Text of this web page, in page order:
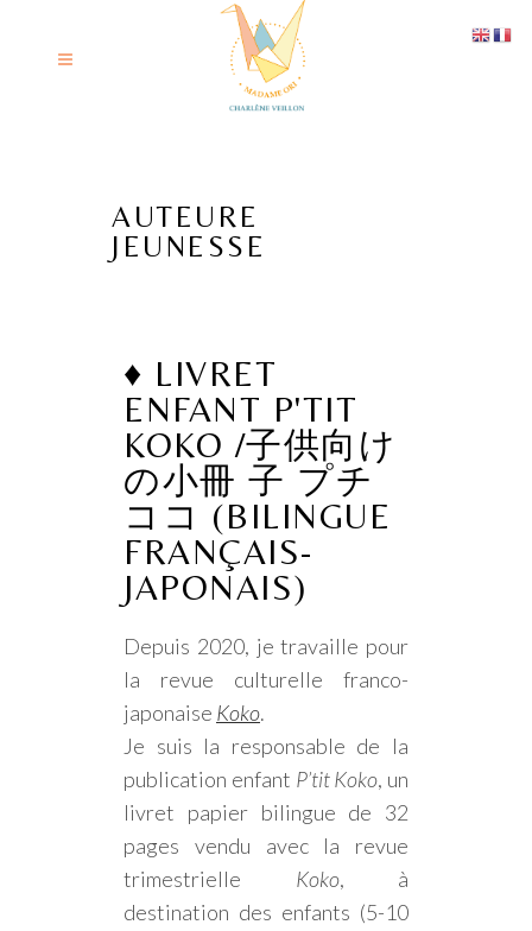
AUTEURE
JEUNESSE
♦ LIVRET
ENFANT P'TIT
KOKO /子供向け
の小冊 子 プチ
ココ (BILINGUE
FRANÇAIS-
JAPONAIS)
Depuis 2020, je travaille pour
la revue culturelle franco-
japonaise Koko.
Je suis la responsable de la
publication enfant P’tit Koko, un
livret papier bilingue de 32
pages vendu avec la revue
trimestrielle Koko, à
destination des enfants (5-10